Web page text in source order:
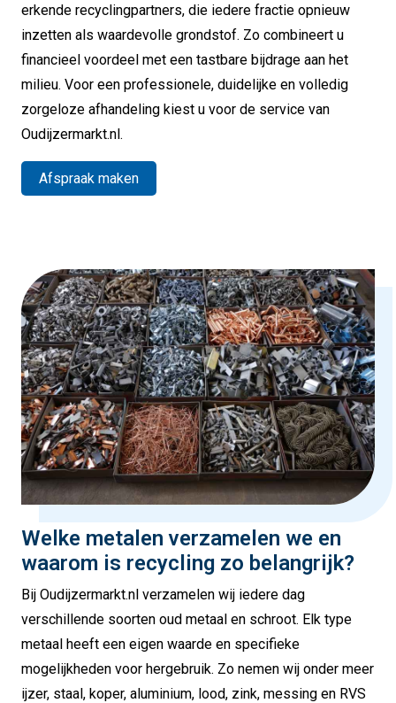
erkende recyclingpartners, die iedere fractie opnieuw
inzetten als waardevolle grondstof. Zo combineert u
financieel voordeel met een tastbare bijdrage aan het
milieu. Voor een professionele, duidelijke en volledig
zorgeloze afhandeling kiest u voor de service van
Oudijzermarkt.nl.
Afspraak maken
Welke metalen verzamelen we en
waarom is recycling zo belangrijk?
Bij Oudijzermarkt.nl verzamelen wij iedere dag
verschillende soorten oud metaal en schroot. Elk type
metaal heeft een eigen waarde en specifieke
mogelijkheden voor hergebruik. Zo nemen wij onder meer
ijzer, staal, koper, aluminium, lood, zink, messing en RVS